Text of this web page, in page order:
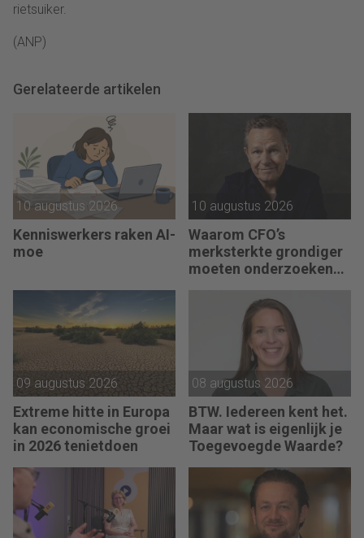
rietsuiker.
(ANP)
Gerelateerde artikelen
10 augustus 2026
Kenniswerkers raken AI-
moe
10 augustus 2026
Waarom CFO’s
merksterkte grondiger
moeten onderzoeken
09 augustus 2026
Extreme hitte in Europa
kan economische groei
in 2026 tenietdoen
08 augustus 2026
BTW. Iedereen kent het.
Maar wat is eigenlijk je
Toegevoegde Waarde?